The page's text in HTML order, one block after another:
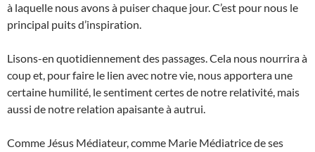
à laquelle nous avons à puiser chaque jour. C’est pour nous le
principal puits d’inspiration.
Lisons-en quotidiennement des passages. Cela nous nourrira à
coup et, pour faire le lien avec notre vie, nous apportera une
certaine humilité, le sentiment certes de notre relativité, mais
aussi de notre relation apaisante à autrui.
Comme Jésus Médiateur, comme Marie Médiatrice de ses